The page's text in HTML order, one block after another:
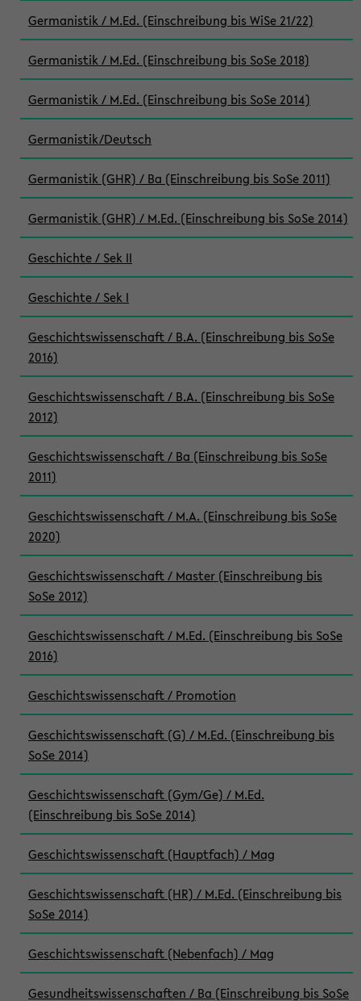
Germanistik / M.Ed. (Einschreibung bis WiSe 21/22)
Germanistik / M.Ed. (Einschreibung bis SoSe 2018)
Germanistik / M.Ed. (Einschreibung bis SoSe 2014)
Germanistik/Deutsch
Germanistik (GHR) / Ba (Einschreibung bis SoSe 2011)
Germanistik (GHR) / M.Ed. (Einschreibung bis SoSe 2014)
Geschichte / Sek II
Geschichte / Sek I
Geschichtswissenschaft / B.A. (Einschreibung bis SoSe
2016)
Geschichtswissenschaft / B.A. (Einschreibung bis SoSe
2012)
Geschichtswissenschaft / Ba (Einschreibung bis SoSe
2011)
Geschichtswissenschaft / M.A. (Einschreibung bis SoSe
2020)
Geschichtswissenschaft / Master (Einschreibung bis
SoSe 2012)
Geschichtswissenschaft / M.Ed. (Einschreibung bis SoSe
2016)
Geschichtswissenschaft / Promotion
Geschichtswissenschaft (G) / M.Ed. (Einschreibung bis
SoSe 2014)
Geschichtswissenschaft (Gym/Ge) / M.Ed.
(Einschreibung bis SoSe 2014)
Geschichtswissenschaft (Hauptfach) / Mag
Geschichtswissenschaft (HR) / M.Ed. (Einschreibung bis
SoSe 2014)
Geschichtswissenschaft (Nebenfach) / Mag
Gesundheitswissenschaften / Ba (Einschreibung bis SoSe